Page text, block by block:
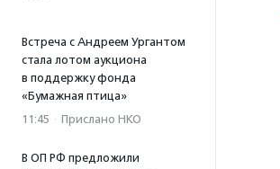
Встреча с Андреем Ургантом
стала лотом аукциона
в поддержку фонда
«Бумажная птица»
11:45 · Прислано НКО
В ОП РФ предложили